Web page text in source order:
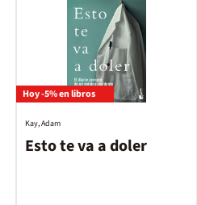
Hoy -5% en libros
Esto te va a doler
Kay, Adam